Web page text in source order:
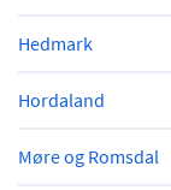
Hedmark
Hordaland
Møre og Romsdal